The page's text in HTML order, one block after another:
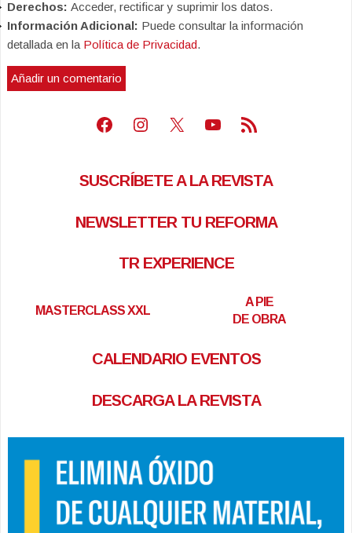
Derechos: Acceder, rectificar y suprimir los datos.
Información Adicional: Puede consultar la información
detallada en la Política de Privacidad.
Facebook
Instagram
X Youtube
Feed RSS
SUSCRÍBETE A LA REVISTA
NEWSLETTER TU REFORMA
TR EXPERIENCE
MASTERCLASS XXL
A PIE
DE OBRA
CALENDARIO EVENTOS
DESCARGA LA REVISTA